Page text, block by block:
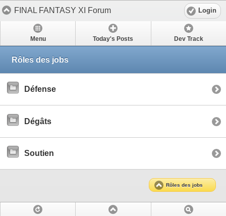
FINAL FANTASY XI Forum Login
Menu Today's Posts Dev Track
Rôles des jobs
Défense
Dégâts
Soutien
Rôles des jobs